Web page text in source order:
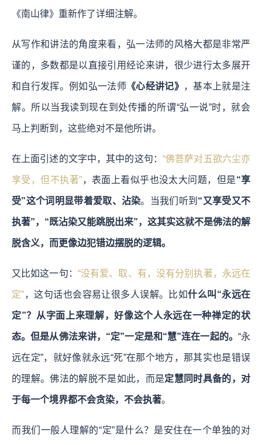
《南山律》重新作了详细注解。
从写作和讲法的角度来看，弘一法师的风格大都是非常严
谨的，多数都是以直接引用经论来讲，很少进行太多展开
和自行发挥。例如弘一法师 《心经讲记》 ，基本上就是注
解。所以当我读到现在到处传播的所谓“弘一说”时，就会
马上判断到，这些绝对不是他所讲。
在上面引述的文字中，其中的这句： “佛菩萨对五欲六尘亦
享受，但不执著”，表面上看似乎也没太大问题，但是“享
受”这个词明显带着爱取、沾染。当我们听到 “又享受又不
执著”，“既沾染又能跳脱出来”，这其实这就不是佛法的解
脱含义，而更像边犯错边摆脱的逻辑。
又比如这一句： “没有爱、取、有，没有分别执著，永远在
定”，这句话也会容易让很多人误解。比如什么叫“永远在
定”？从字面上来理解，好像这个人永远在一种禅定的状
态。但是从佛法来讲，“定”一定是和“慧”连在一起的。 “永
远在定”，就好像就永远“死”在那个地方，那其实也是错误
的理解。佛法的解脱不是如此，而是定慧同时具备的，对
于每一个境界都不会贪染，不会执著。
而我们一般人理解的“定”是什么？是安住在一个单独的对